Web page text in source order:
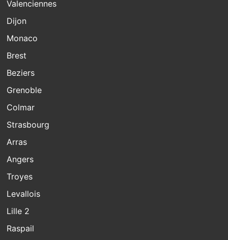
Valenciennes
Dijon
Monaco
Brest
Beziers
Grenoble
Colmar
Strasbourg
Arras
Angers
Troyes
Levallois
Lille 2
Raspail